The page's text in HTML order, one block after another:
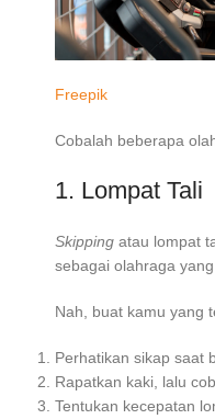
Freepik
Cobalah beberapa
1. Lompat Tali
Skipping atau lompat
sebagai olahraga
Nah, buat kamu yang
Perhatikan sikap saat
Rapatkan kaki, lalu
Tentukan kecepatan